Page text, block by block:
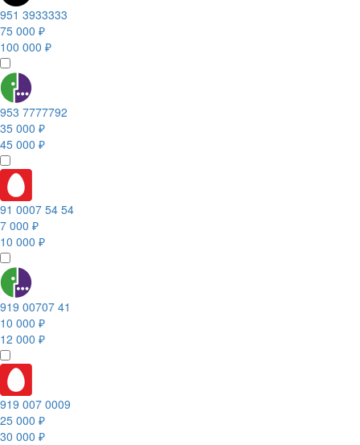
951 3933333
75 000 ₽
100 000 ₽
953 7777792
35 000 ₽
45 000 ₽
91 0007 54 54
7 000 ₽
10 000 ₽
919 00707 41
10 000 ₽
12 000 ₽
919 007 0009
25 000 ₽
30 000 ₽